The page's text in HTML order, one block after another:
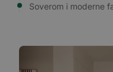
Soverom i moderne